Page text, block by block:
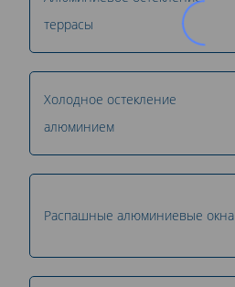
террасы
Холодное остекление
алюминием
Распашные алюминиевые окна